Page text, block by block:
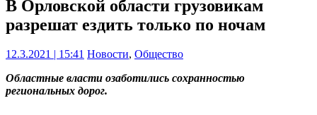
В Орловской области грузовикам
разрешат ездить только по ночам
12.3.2021 | 15:41 Новости, Общество
Областные власти озаботились сохранностью
региональных дорог.